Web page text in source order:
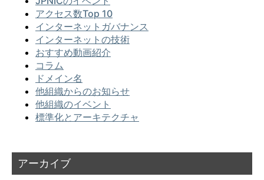
アクセス数Top 10
インターネットガバナンス
インターネットの技術
おすすめ動画紹介
コラム
ドメイン名
他組織からのお知らせ
他組織のイベント
標準化とアーキテクチャ
アーカイブ